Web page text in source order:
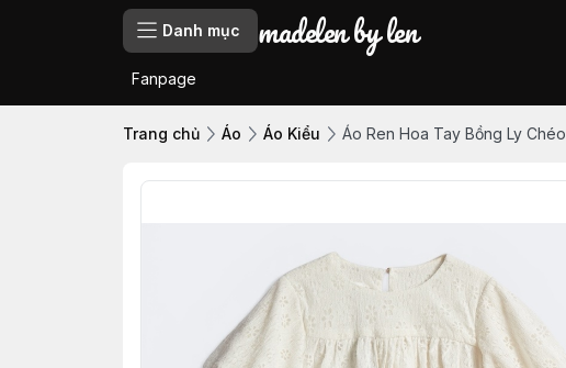
Danh mục madelen by len
Fanpage
Trang chủ Áo Áo Kiểu Áo Ren Hoa Tay Bồng Ly Chéo